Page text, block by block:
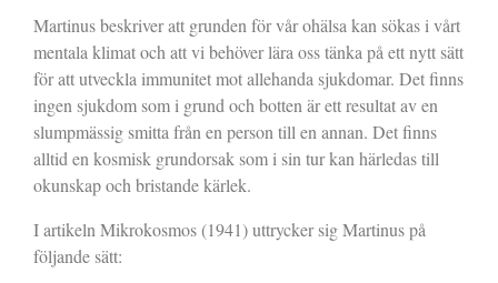
Martinus beskriver att grunden för vår ohälsa kan sökas i vårt
mentala klimat och att vi behöver lära oss tänka på ett nytt sätt
för att utveckla immunitet mot allehanda sjukdomar. Det finns
ingen sjukdom som i grund och botten är ett resultat av en
slumpmässig smitta från en person till en annan. Det finns
alltid en kosmisk grundorsak som i sin tur kan härledas till
okunskap och bristande kärlek.
I artikeln Mikrokosmos (1941) uttrycker sig Martinus på
följande sätt: